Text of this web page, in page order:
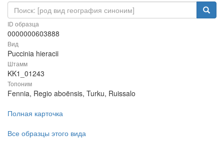
ID образца
0000000603888
Вид
Puccinia hieracii
Штамм
KK1_01243
Топоним
Fennia, Regio aboënsis, Turku, Ruissalo
Полная карточка
Все образцы этого вида